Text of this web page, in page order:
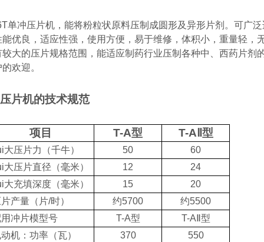
单冲压片机，能将粉粒状原料压制成圆形及异形片剂。可广
能优良，适应性强，使用方便，易于维修，体积小，重量轻，
大的压片规格范围，能适应制药行业压制各种中、西药片剂
欢迎。
片机的技术规范
项目 T-A型 T-A Ⅱ型
大压片力（千牛） 50
60
大压片直径（毫米）
12
24
大充填深度（毫米）
15
20
产量（片/时） 约5700 约5500
冲片模型号
T-A型 T-A Ⅱ型
机：功率（瓦）
370
550